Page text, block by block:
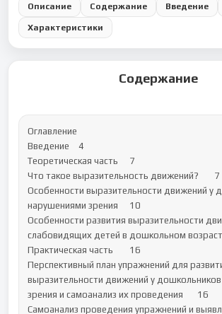
Описание Содержание Введение
Характеристики
Содержание
Оглавление
Введение	4
Теоретическая часть	7
Что такое выразительность движений?	7
Особенности выразительности движений у
нарушениями зрения	10
Особенности развития выразительности
слабовидящих детей в дошкольном возрасте
Практическая часть	16
Перспективный план упражнений для
выразительности движений у
зрения и самоанализ их проведения	16
Самоанализ проведения упражнений и